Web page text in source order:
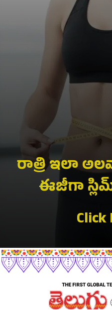
రాత్రి ఇలా
ఈజీగా
Click